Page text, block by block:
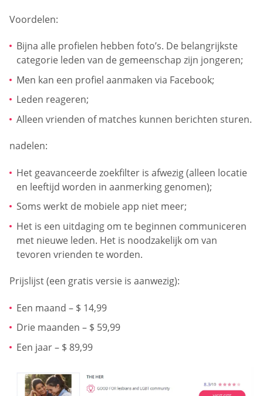
Voordelen:
Bijna alle profielen hebben foto’s. De belangrijkste
categorie leden van de gemeenschap zijn jongeren;
Men kan een profiel aanmaken via Facebook;
Leden reageren;
Alleen vrienden of matches kunnen berichten sturen.
nadelen:
Het geavanceerde zoekfilter is afwezig (alleen locatie
en leeftijd worden in aanmerking genomen);
Soms werkt de mobiele app niet meer;
Het is een uitdaging om te beginnen communiceren
met nieuwe leden. Het is noodzakelijk om van
tevoren vrienden te worden.
Prijslijst (een gratis versie is aanwezig):
Een maand – $ 14,99
Drie maanden – $ 59,99
Een jaar – $ 89,99